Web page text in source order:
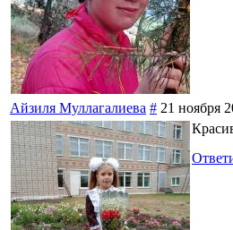
Айзиля Муллагалиева # 21 ноября